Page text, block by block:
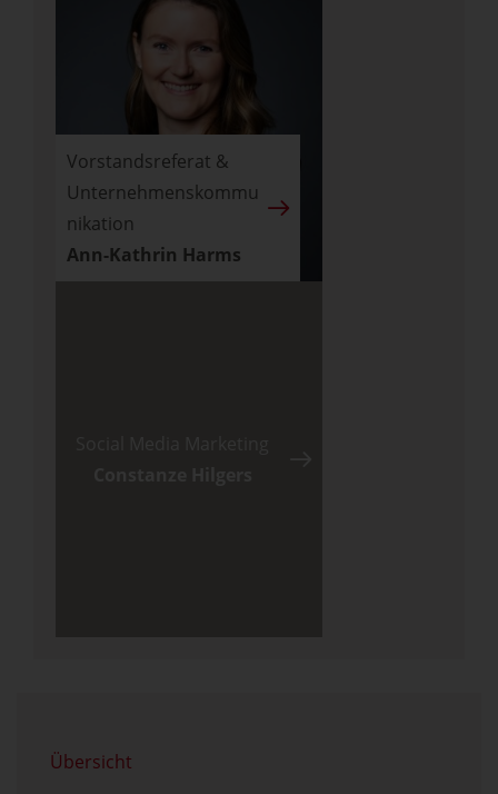
Vorstandsreferat &
Unternehmenskommu
nikation
Ann-Kathrin Harms
Übersicht